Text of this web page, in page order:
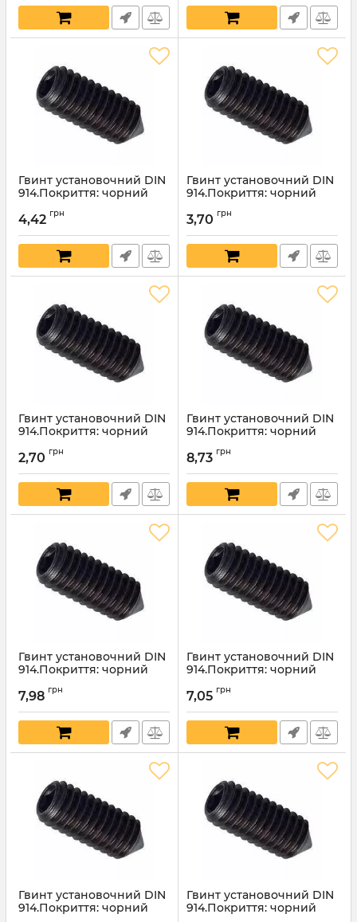
Гвинт установочний DIN
914.Покриття: чорний
Артикул:
4,42 грн
Гвинт установочний DIN
914.Покриття: чорний
Артикул:
3,70 грн
Гвинт установочний DIN
914.Покриття: чорний
Артикул:
2,70 грн
Гвинт установочний DIN
914.Покриття: чорний
Артикул:
8,73 грн
Гвинт установочний DIN
914.Покриття: чорний
Артикул:
7,98 грн
Гвинт установочний DIN
914.Покриття: чорний
Артикул:
7,05 грн
Гвинт установочний DIN
914.Покриття: чорний
Гвинт установочний DIN
914.Покриття: чорний